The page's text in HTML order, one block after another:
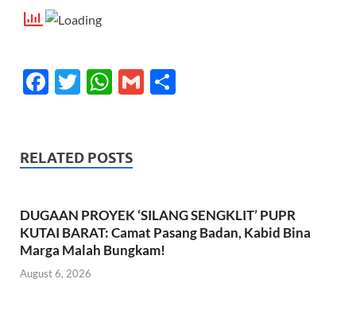
F
b
o
k
T
er
W
s
p
p
G
RELATED POSTS
DUGAAN PROYEK ‘SILANG SENGKLIT’ PUPR
KUTAI BARAT: Camat Pasang Badan, Kabid Bina
Marga Malah Bungkam!
August 6, 2026